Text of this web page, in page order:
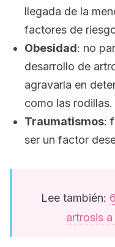
llegada de la
factores de
Obesidad: no
desarrollo de
agravarla en
como las rodillas.
Traumatismos:
ser un factor
Lee también:
artrosis